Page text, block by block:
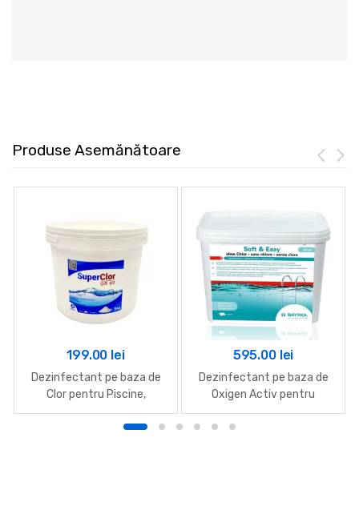
Produse Asemănătoare
199.00 lei
Dezinfectant pe baza de
Clor pentru Piscine,
SuperClor GR 60, 5 kg
595.00 lei
Dezinfectant pe baza de
Oxigen Activ pentru
piscine Bayrol Soft&Easy